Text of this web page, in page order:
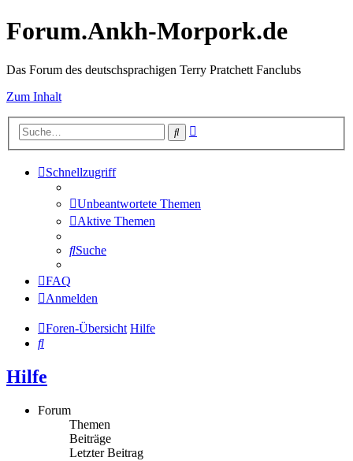
Forum.Ankh-Morpork.de
Das Forum des deutschsprachigen Terry Pratchett Fanclubs
Zum Inhalt
Suche
Schnellzugriff
Unbeantwortete Themen
Aktive Themen
Suche
FAQ
Anmelden
Foren-Übersicht Hilfe
Suche
Hilfe
Forum
Themen
Beiträge
Letzter Beitrag